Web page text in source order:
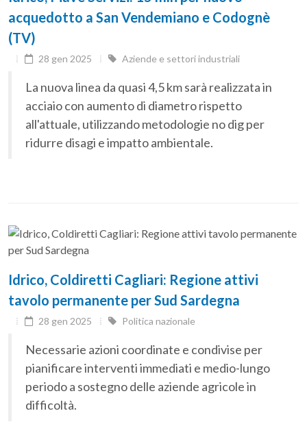
acquedotto a San Vendemiano e Codognè
(TV)
28 gen 2025 Aziende e settori industriali
La nuova linea da quasi 4,5 km sarà realizzata in
acciaio con aumento di diametro rispetto
all'attuale, utilizzando metodologie no dig per
ridurre disagi e impatto ambientale.
Idrico, Coldiretti Cagliari: Regione attivi
tavolo permanente per Sud Sardegna
28 gen 2025 Politica nazionale
Necessarie azioni coordinate e condivise per
pianificare interventi immediati e medio-lungo
periodo a sostegno delle aziende agricole in
difficoltà.